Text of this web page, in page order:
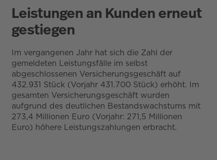
Leistungen an Kunden erneut
gestiegen
Im vergangenen Jahr hat sich die Zahl der
gemeldeten Leistungsfälle im selbst
abgeschlossenen Versicherungsgeschäft auf
432.931 Stück (Vorjahr 431.700 Stück) erhöht. Im
gesamten Versicherungsgeschäft wurden
aufgrund des deutlichen Bestandswachstums mit
273,4 Millionen Euro (Vorjahr: 271,5 Millionen
Euro) höhere Leistungszahlungen erbracht.